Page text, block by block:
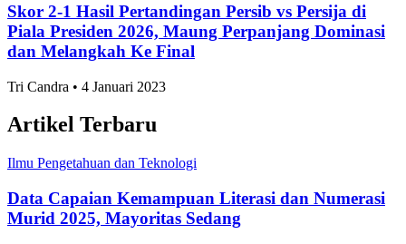
Skor 2-1 Hasil Pertandingan Persib vs Persija di
Piala Presiden 2026, Maung Perpanjang Dominasi
dan Melangkah Ke Final
Tri Candra • 4 Januari 2023
Artikel Terbaru
Ilmu Pengetahuan dan Teknologi
Data Capaian Kemampuan Literasi dan Numerasi
Murid 2025, Mayoritas Sedang